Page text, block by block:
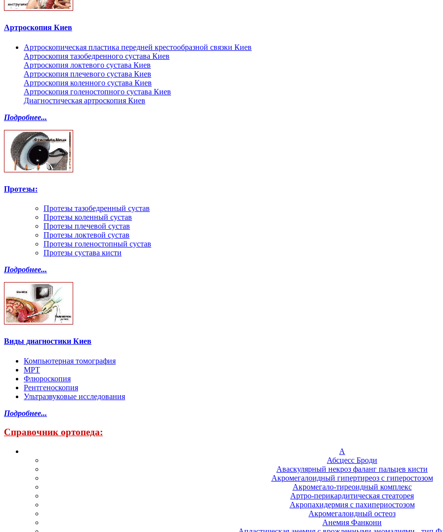
Артроскопия Киев
Артроскопическая пластика передней крестообразной связки Киев
Артроскопия тазобедренного сустава Киев
Артроскопия локтевого сустава Киев
Артроскопия плечевого сустава Киев
Артроскопия коленного сустава Киев
Артроскопия голеностопного сустава Киев
Диагностическая артроскопия Киев
Подробнее...
Протезы:
Протезы тазобедренный сустав
Протезы коленный сустав
Протезы плечевой сустав
Протезы локтевой сустав
Протезы голеностопный сустав
Протезы сустава кисти
Подробнее...
Виды диагностики Киев
Компьютерная томография
МРТ
Флюроскопия
Рентгеноскопия
Ультразвуковые исследования
Подробнее...
Справочник ортопеда:
А
Абсцесс Броди
Аваскулярный некроз фаланг пальцев кисти
Акромегалоидный гипертиреоз с гиперостозом
Акромегало-тиреоидный комплекс
Артро-перикардитическая стеаторея
Акропахидермия с пахипериостозом
Акромегалоидный остеоз
Анемия Фанкони